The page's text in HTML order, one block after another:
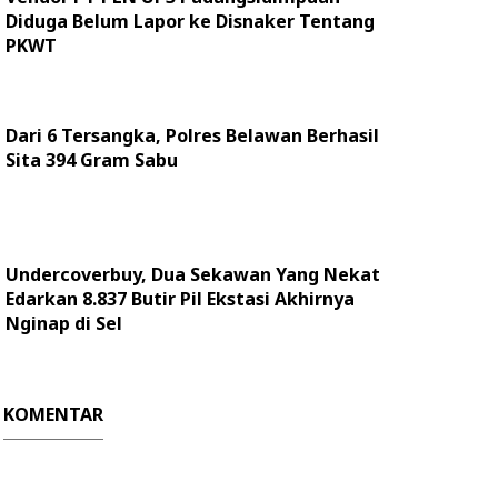
Diduga Belum Lapor ke Disnaker Tentang
PKWT
Dari 6 Tersangka, Polres Belawan Berhasil
Sita 394 Gram Sabu
Undercoverbuy, Dua Sekawan Yang Nekat
Edarkan 8.837 Butir Pil Ekstasi Akhirnya
Nginap di Sel
KOMENTAR